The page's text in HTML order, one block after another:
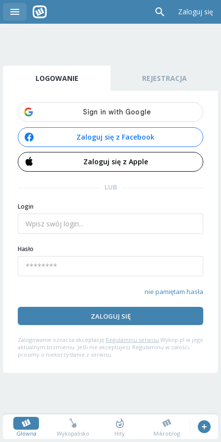
Zaloguj się
LOGOWANIE REJESTRACJA
Zaloguj się z Facebook
Zaloguj się z Apple
LUB
Login
Hasło
nie pamiętam hasła
ZALOGUJ SIĘ
Zalogowanie oznacza akceptację Regulaminu serwisu Wykop.pl w jego
aktualnym brzmieniu. Jeśli nie akceptujesz Regulaminu w całości,
prosimy o niekorzystanie z serwisu.
Główna Wykopalisko Hity Mikroblog